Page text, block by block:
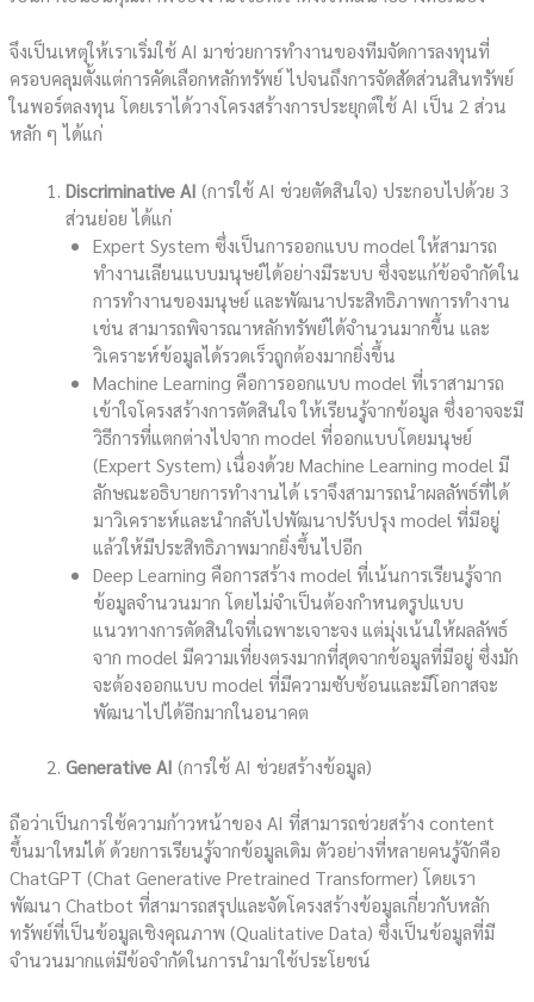
จึงเป็นเหตุให้เราเริ่มใช้ AI มาช่วยการทำงานของทีมจัดการลงทุนที่
ครอบคลุมตั้งแต่การคัดเลือกหลักทรัพย์ ไปจนถึงการจัดสัดส่วนสินทรัพย์
ในพอร์ตลงทุน โดยเราได้วางโครงสร้างการประยุกต์ใช้ AI เป็น 2 ส่วน
หลัก ๆ ได้แก่
Discriminative AI (การใช้ AI ช่วยตัดสินใจ) ประกอบไปด้วย 3
ส่วนย่อย ได้แก่
Expert System ซึ่งเป็นการออกแบบ model ให้สามารถ
ทำงานเลียนแบบมนุษย์ได้อย่างมีระบบ ซึ่งจะแก้ข้อจำกัดใน
การทำงานของมนุษย์ และพัฒนาประสิทธิภาพการทำงาน
เช่น สามารถพิจารณาหลักทรัพย์ได้จำนวนมากขึ้น และ
วิเคราะห์ข้อมูลได้รวดเร็วถูกต้องมากยิ่งขึ้น
Machine Learning คือการออกแบบ model ที่เราสามารถ
เข้าใจโครงสร้างการตัดสินใจ ให้เรียนรู้จากข้อมูล ซึ่งอาจจะมี
วิธีการที่แตกต่างไปจาก model ที่ออกแบบโดยมนุษย์
(Expert System) เนื่องด้วย Machine Learning model มี
ลักษณะอธิบายการทำงานได้ เราจึงสามารถนำผลลัพธ์ที่ได้
มาวิเคราะห์และนำกลับไปพัฒนาปรับปรุง model ที่มีอยู่
แล้วให้มีประสิทธิภาพมากยิ่งขึ้นไปอีก
Deep Learning คือการสร้าง model ที่เน้นการเรียนรู้จาก
ข้อมูลจำนวนมาก โดยไม่จำเป็นต้องกำหนดรูปแบบ
แนวทางการตัดสินใจที่เฉพาะเจาะจง แต่มุ่งเน้นให้ผลลัพธ์
จาก model มีความเที่ยงตรงมากที่สุดจากข้อมูลที่มีอยู่ ซึ่งมัก
จะต้องออกแบบ model ที่มีความซับซ้อนและมีโอกาสจะ
พัฒนาไปได้อีกมากในอนาคต
Generative AI (การใช้ AI ช่วยสร้างข้อมูล)
ถือว่าเป็นการใช้ความก้าวหน้าของ AI ที่สามารถช่วยสร้าง content
ขึ้นมาใหม่ได้ ด้วยการเรียนรู้จากข้อมูลเดิม ตัวอย่างที่หลายคนรู้จักคือ
ChatGPT (Chat Generative Pretrained Transformer) โดยเรา
พัฒนา Chatbot ที่สามารถสรุปและจัดโครงสร้างข้อมูลเกี่ยวกับหลัก
ทรัพย์ที่เป็นข้อมูลเชิงคุณภาพ (Qualitative Data) ซึ่งเป็นข้อมูลที่มี
จำนวนมากแต่มีข้อจำกัดในการนำมาใช้ประโยชน์